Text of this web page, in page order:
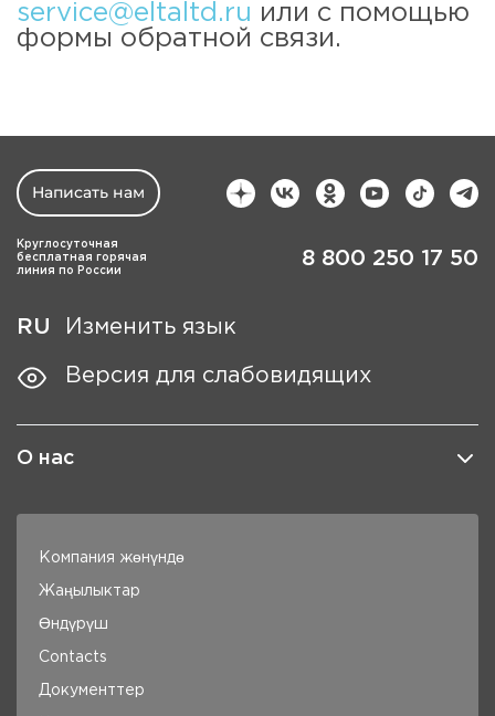
service@eltaltd.ru или с помощью
формы обратной связи.
Написать нам
Круглосуточная
бесплатная горячая
линия по России
8 800 250 17 50
RU Изменить язык
Версия для слабовидящих
О нас
Компания жөнүндө
Жаңылыктар
Өндүрүш
Contacts
Документтер